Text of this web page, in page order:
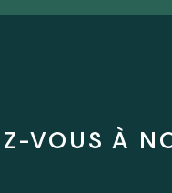
VOUS À